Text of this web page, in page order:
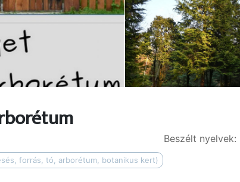
Beszélt nyelvek:
forrás, tó, arborétum, botanikus kert)